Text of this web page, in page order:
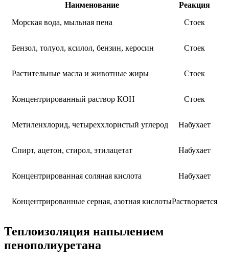
Наименование
Реакция
Морская вода, мыльная пена
Стоек
Бензол, толуол, ксилол, бензин, керосин Стоек
Растительные масла и животные жиры Стоек
Концентрированный раствор КОН Стоек
Метиленхлорид, четыреххлористый углерод Набухает
Спирт, ацетон, стирол, этилацетат Набухает
Концентрированная соляная кислота Набухает
Концентрированные серная, азотная кислотыРастворяется
Теплоизоляция напылением
пенополиуретана